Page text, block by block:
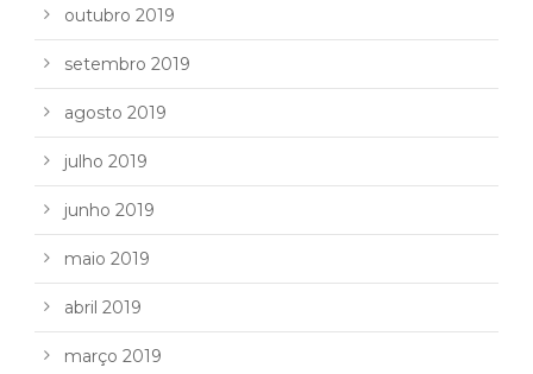
outubro 2019
setembro 2019
agosto 2019
julho 2019
junho 2019
maio 2019
abril 2019
março 2019